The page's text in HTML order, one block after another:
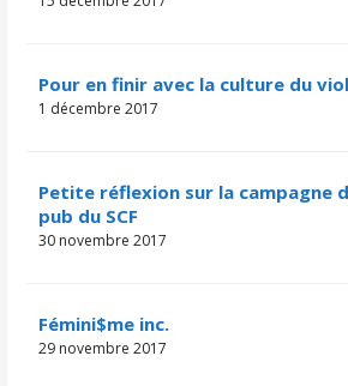
Pour en finir avec la culture du viol
1 décembre 2017
Petite réflexion sur la campagne
pub du SCF
30 novembre 2017
Fémini$me inc.
29 novembre 2017